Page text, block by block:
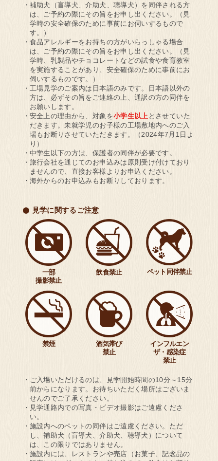
補助犬（盲導犬、介助犬、聴導犬）を同伴される方
は、ご予約の際にその旨をお申し出ください。（見
学時の安全確保のために事前にお伺いするもので
す。）
食品アレルギーをお持ちの方がいらっしゃる場合
は、ご予約の際にその旨をお申し出ください。（見
学時、乳製品やチョコレートなどの試食や食育教室
を実施することがあり、安全確保のために事前にお
伺いするものです。）
工場見学のご案内は日本語のみです。日本語以外の
方は、必ずその旨をご連絡の上、通訳の方の同伴を
お願いします。
安全上の理由から、対象を小学生以上 とさせていた
だきます。未就学児のお子様の工場敷地内へのご入
場もお断りさせていただきます。（2024年7月1日よ
り）
中学生以下の方は、保護者の同伴が必要です。
旅行会社を通じてのお申込みは原則受け付けており
ませんので、直接お客様よりお申込ください。
海外からのお申込みもお断りしております。
見学に関するご注意
一部
撮影禁止
飲食禁止 ペット 同伴禁止
禁煙
酒気帯び
禁止
インフルエン
ザ・ 感染症
禁止
ご入場いただけるのは、見学開始時間の10分～15分
前からになります。お待ちいただく場所はございま
せんのでご了承ください。
見学通路内での写真・ビデオ撮影はご遠慮くださ
い。
施設内へのペットの同伴はご遠慮ください。ただ
し、補助犬（盲導犬、介助犬、聴導犬）について
は、この限りではありません。
施設内には、レストランや売店（お菓子、記念品の